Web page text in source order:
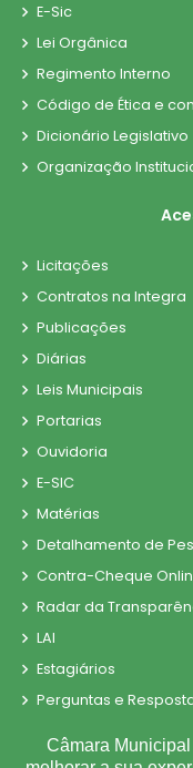
E-Sic
Lei Orgânica
Regimento Interno
Código de Ética e
Dicionário Legislativo
Organização
Licitações
Contratos na Integra
Publicações
Diárias
Leis Municipais
Portarias
Ouvidoria
E-SIC
Matérias
Detalhamento de
Contra-Cheque
Radar da
LAI
Estagiários
Perguntas e
Sigilo de
Câmara